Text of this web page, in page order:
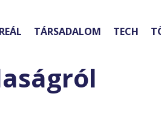
REÁL TÁRSADALOM TECH